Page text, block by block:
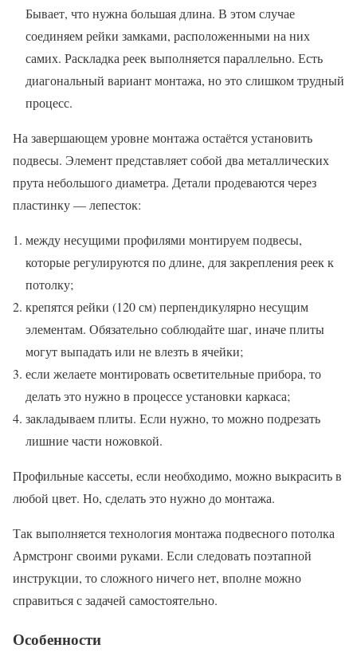
Бывает, что нужна большая длина. В этом случае
соединяем рейки замками, расположенными на них
самих. Раскладка реек выполняется параллельно. Есть
диагональный вариант монтажа, но это слишком трудный
процесс.
На завершающем уровне монтажа остаётся установить
подвесы. Элемент представляет собой два металлических
прута небольшого диаметра. Детали продеваются через
пластинку — лепесток:
между несущими профилями монтируем подвесы,
которые регулируются по длине, для закрепления реек к
потолку;
крепятся рейки (120 см) перпендикулярно несущим
элементам. Обязательно соблюдайте шаг, иначе плиты
могут выпадать или не влезть в ячейки;
если желаете монтировать осветительные прибора, то
делать это нужно в процессе установки каркаса;
закладываем плиты. Если нужно, то можно подрезать
лишние части ножовкой.
Профильные кассеты, если необходимо, можно выкрасить в
любой цвет. Но, сделать это нужно до монтажа.
Так выполняется технология монтажа подвесного потолка
Армстронг своими руками. Если следовать поэтапной
инструкции, то сложного ничего нет, вполне можно
справиться с задачей самостоятельно.
Особенности